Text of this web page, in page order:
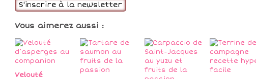
S'inscrire à la newsletter
Vous aimerez aussi :
Velouté